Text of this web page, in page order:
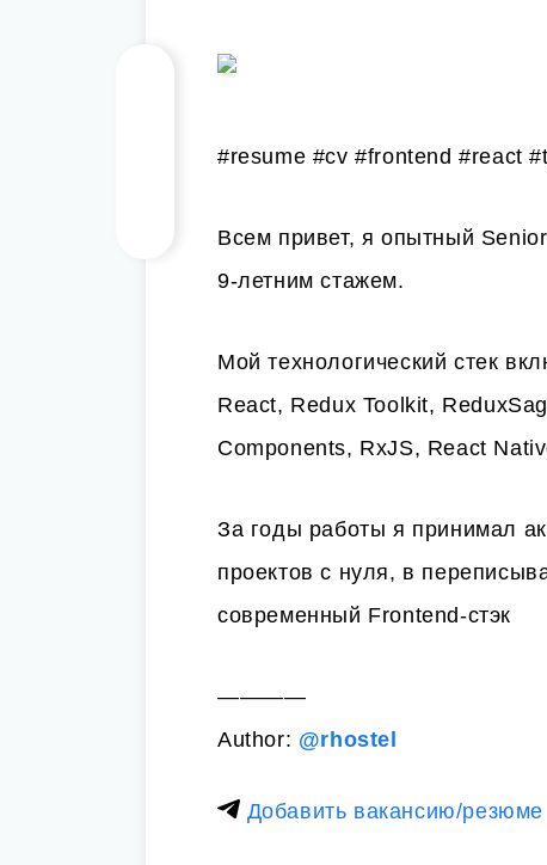
#resume #cv #frontend #react
Всем привет, я опытный
9-летним стажем.
Мой технологический стек
React, Redux Toolkit,
Components, RxJS, React
За годы работы я принимал
проектов с нуля, в
современный Frontend-cтэк
————
Author: @rhostel
Добавить вакансию/резюме